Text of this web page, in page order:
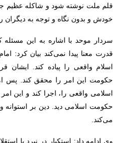
قلم ملت نوشته شود و شاکله عظیم
خودش و بدون نگاه و توجه به دیگران
سردار موحد با اشاره به این
قدرت معنا پیدا نمی‌کند بیان کرد:
اسلام واقعی را پیاده کند. ایشان
حکومت این امر را محقق کند. پس
اسلامی واقعی را، اجرا کند و این
حکومت اسلامی دید. دین بر استوانه
می‌کند.
وی ادامه داد: استکبار در نبرد با